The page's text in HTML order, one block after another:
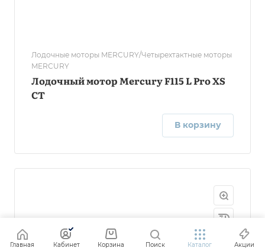
Лодочные моторы MERCURY/Четырехтактные моторы
MERCURY
Лодочный мотор Mercury F115 L Pro XS
CT
В корзину
Главная Кабинет Корзина Поиск Каталог Акции